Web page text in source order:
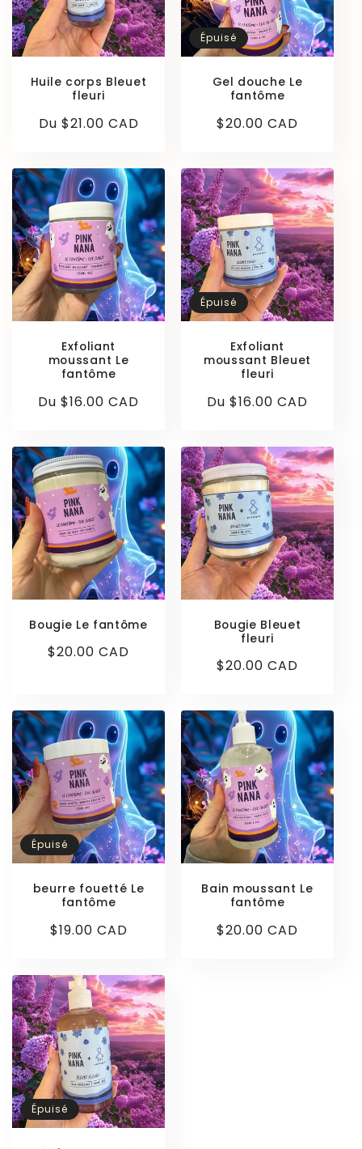
Huile corps Bleuet
fleuri
Prix
Du $21.00 CAD
Épuisé
Gel douche Le
fantôme
Prix
$20.00 CAD
Exfoliant
moussant Le
fantôme
Prix
Du $16.00 CAD
Épuisé
Exfoliant
moussant Bleuet
fleuri
Prix
Du $16.00 CAD
Bougie Le fantôme
Prix
$20.00 CAD
Bougie Bleuet
fleuri
Prix
$20.00 CAD
Épuisé
beurre fouetté Le
fantôme
Prix
$19.00 CAD
Bain moussant Le
fantôme
Prix
$20.00 CAD
Épuisé